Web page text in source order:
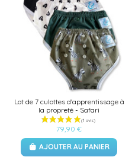
Lot de 7 culottes d'apprentissage à
la propreté - Safari
79,90 €
AJOUTER AU PANIER